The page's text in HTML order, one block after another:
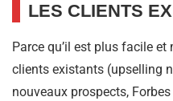
LES CLIENTS
Parce qu’il est plus facile
clients existants (upselling
nouveaux prospects,